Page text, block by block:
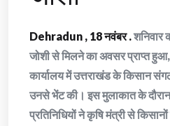
Dehradun , 18 नवंबर .शनिवार
जोशी से मिलने का अवसर प्राप्त
कार्यालय में उत्तराखंड के किसान
उनसे भेंट की। इस मुलाकात के
प्रतिनिधियों ने कृषि मंत्री से